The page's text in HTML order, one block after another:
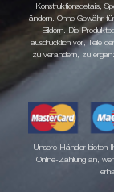
Konstruktionsdetails,
ändern. Ohne Gewähr
Bildern. Die
ausdrücklich vor, Teile
zu verändern, zu
Unsere Händler bieten
Online-Zahlung an,